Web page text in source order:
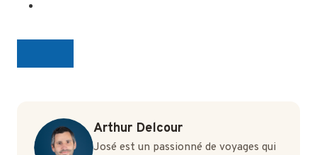
Arthur Delcour
José est un passionné de voyages qui